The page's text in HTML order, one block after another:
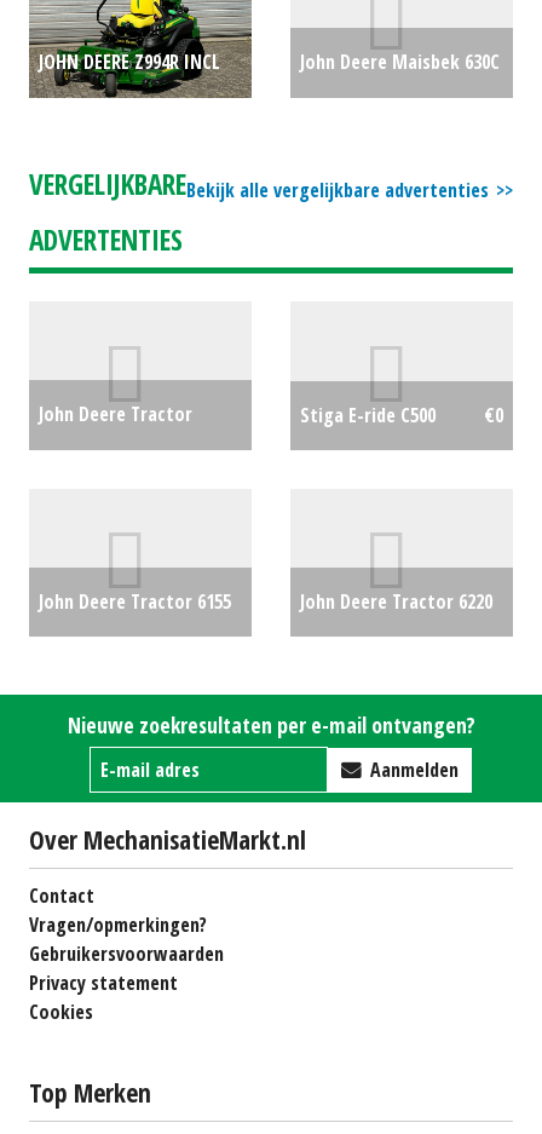
JOHN DEERE Z994R INCL
John Deere Maisbek 630C
Bekijk alle vergelijkbare advertenties
VERGELIJKBARE
ADVERTENTIES
John Deere Tractor
Stiga E-ride C500 €0
John Deere Tractor 6155
John Deere Tractor 6220
Nieuwe zoekresultaten per e-mail ontvangen?
Aanmelden
Over MechanisatieMarkt.nl
Contact
Vragen/opmerkingen?
Gebruikersvoorwaarden
Privacy statement
Cookies
Top Merken